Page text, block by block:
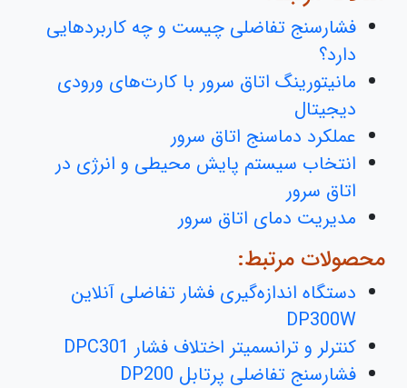
فشارسنج تفاضلی چیست و چه کاربردهایی
دارد؟
مانیتورینگ اتاق سرور با کارت‌های ورودی
دیجیتال
عملکرد دماسنج اتاق سرور
انتخاب سیستم پایش محیطی و انرژی در
اتاق سرور
مدیریت دمای اتاق سرور
محصولات مرتبط:
دستگاه اندازه‌گیری فشار تفاضلی آنلاین
DP300W
کنترلر و ترانسمیتر اختلاف فشار DPC301
فشارسنج تفاضلی پرتابل DP200